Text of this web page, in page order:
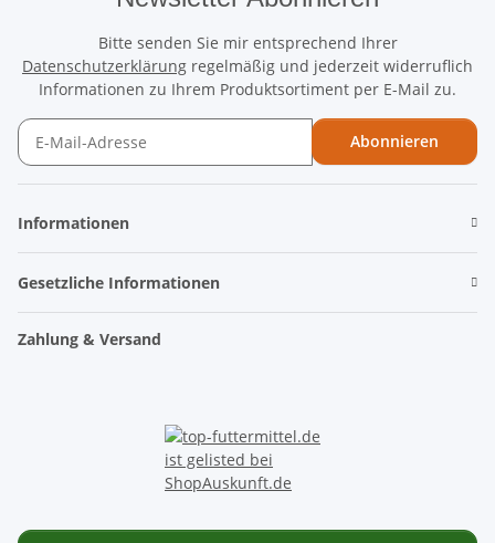
Bitte senden Sie mir entsprechend Ihrer
Datenschutzerklärung regelmäßig und jederzeit widerruflich
Informationen zu Ihrem Produktsortiment per E-Mail zu.
Abonnieren
Informationen
Gesetzliche Informationen
Zahlung & Versand